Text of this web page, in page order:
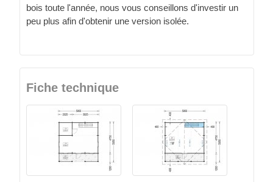
bois toute l'année, nous vous conseillons d'investir un
peu plus afin d'obtenir une version isolée.
Fiche technique